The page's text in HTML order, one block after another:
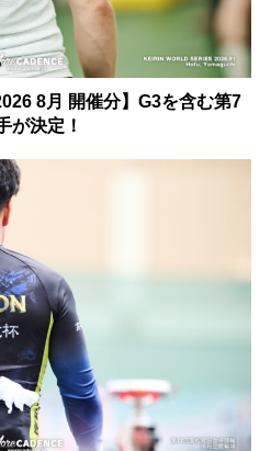
8月 開催分】G3を含む第7
が決定！